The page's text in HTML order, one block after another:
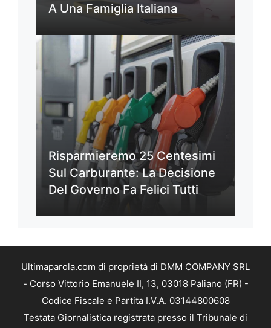
A Una Famiglia Italiana
Risparmieremo 25 Centesimi
Sul Carburante: La Decisione
Del Governo Fa Felici Tutti
Ultimaparola.com di proprietà di DMM COMPANY SRL
- Corso Vittorio Emanuele II, 13, 03018 Paliano (FR) -
Codice Fiscale e Partita I.V.A. 03144800608
Testata Giornalistica registrata presso il Tribunale di